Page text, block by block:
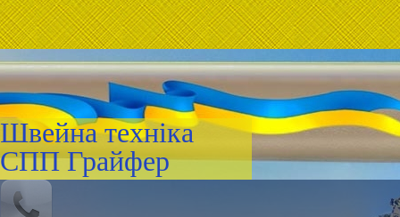
Швейна техніка
СПП Грайфер